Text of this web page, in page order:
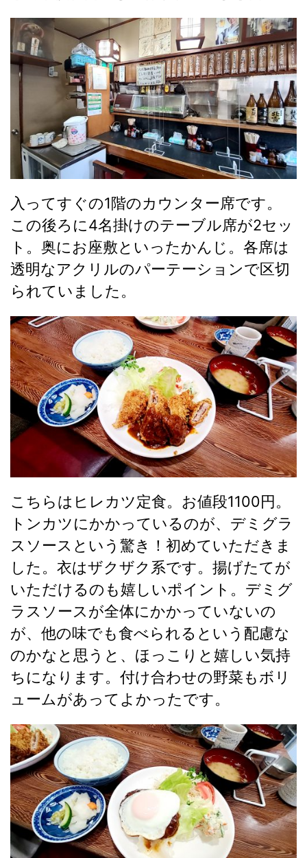
入ってすぐの1階のカウンター席です。
この後ろに4名掛けのテーブル席が2セッ
ト。奥にお座敷といったかんじ。各席は
透明なアクリルのパーテーションで区切
られていました。
こちらはヒレカツ定食。お値段1100円。
トンカツにかかっているのが、デミグラ
スソースという驚き！初めていただきま
した。衣はザクザク系です。揚げたてが
いただけるのも嬉しいポイント。デミグ
ラスソースが全体にかかっていないの
が、他の味でも食べられるという配慮な
のかなと思うと、ほっこりと嬉しい気持
ちになります。付け合わせの野菜もボリ
ュームがあってよかったです。